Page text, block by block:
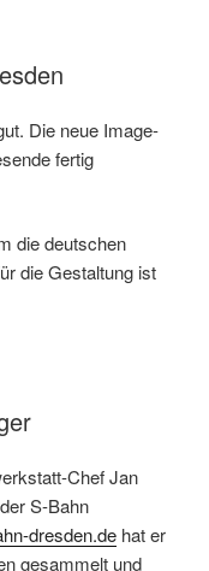
Die neue Image-
fertig
die deutschen
die Gestaltung ist
Chef Jan
S-Bahn
dresden.de hat er
gesammelt und